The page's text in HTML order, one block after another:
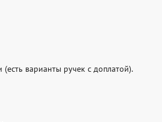
варианты ручек с доплатой).